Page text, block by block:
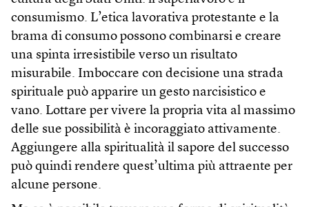
consumismo. L’etica lavorativa protestante e la
brama di consumo possono combinarsi e creare
una spinta irresistibile verso un risultato
misurabile. Imboccare con decisione una strada
spirituale può apparire un gesto narcisistico e
vano. Lottare per vivere la propria vita al massimo
delle sue possibilità è incoraggiato attivamente.
Aggiungere alla spiritualità il sapore del successo
può quindi rendere quest’ultima più attraente per
alcune persone.